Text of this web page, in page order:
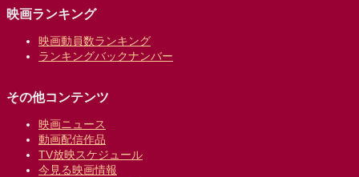
映画ランキング
映画動員数ランキング
ランキングバックナンバー
その他コンテンツ
映画ニュース
動画配信作品
TV放映スケジュール
今見る映画情報